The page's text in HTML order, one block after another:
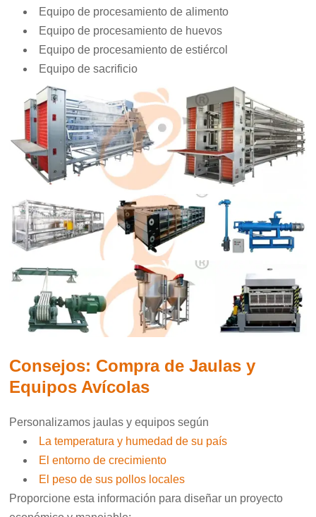
Equipo de procesamiento de alimento
Equipo de procesamiento de huevos
Equipo de procesamiento de estiércol
Equipo de sacrificio
Consejos: Compra de Jaulas y
Equipos Avícolas
Personalizamos jaulas y equipos según
La temperatura y humedad de su país
El entorno de crecimiento
El peso de sus pollos locales
Proporcione esta información para diseñar un proyecto